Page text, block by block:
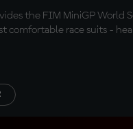
the FIM MiniGP World
comfortable race suits -